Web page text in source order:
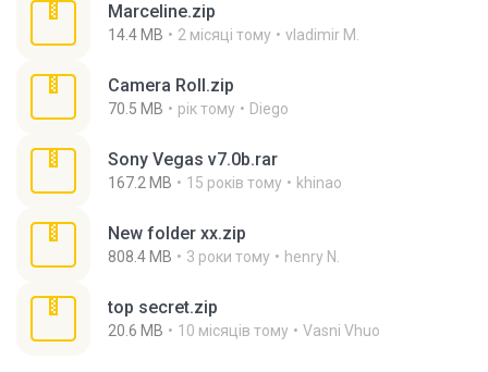
Marceline.zip
14.4 MB 2 місяці тому vladimir M.
Camera Roll.zip
70.5 MB рік тому Diego
Sony Vegas v7.0b.rar
167.2 MB 15 років тому khinao
New folder xx.zip
808.4 MB 3 роки тому henry N.
top secret.zip
20.6 MB 10 місяців тому Vasni Vhuo